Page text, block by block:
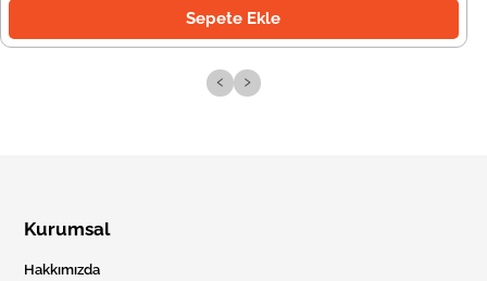
Sepete Ekle
‹ ›
Kurumsal
Hakkımızda